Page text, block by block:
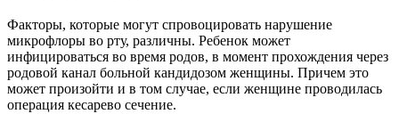
Факторы, которые могут спровоцировать нарушение
микрофлоры во рту, различны. Ребенок может
инфицироваться во время родов, в момент прохождения через
родовой канал больной кандидозом женщины. Причем это
может произойти и в том случае, если женщине проводилась
операция кесарево сечение.